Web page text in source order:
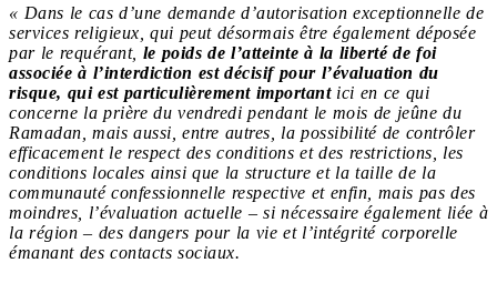
« Dans le cas d’une demande d’autorisation exceptionnelle de
services religieux, qui peut désormais être également déposée
par le requérant, le poids de l’atteinte à la liberté de foi
associée à l’interdiction est décisif pour l’évaluation du
risque, qui est particulièrement important ici en ce qui
concerne la prière du vendredi pendant le mois de jeûne du
Ramadan, mais aussi, entre autres, la possibilité de contrôler
efficacement le respect des conditions et des restrictions, les
conditions locales ainsi que la structure et la taille de la
communauté confessionnelle respective et enfin, mais pas des
moindres, l’évaluation actuelle – si nécessaire également liée à
la région – des dangers pour la vie et l’intégrité corporelle
émanant des contacts sociaux.